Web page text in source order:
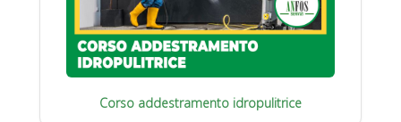
Corso addestramento idropulitrice